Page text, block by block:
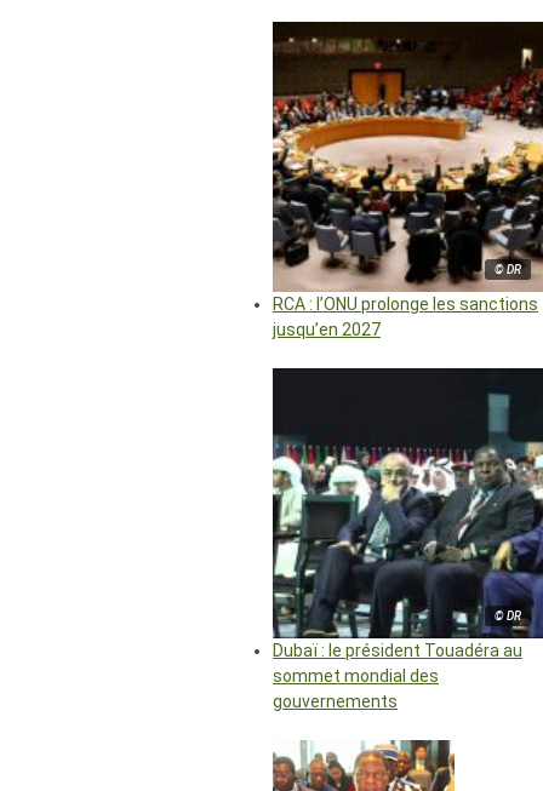
© DR
RCA : l’ONU prolonge les sanctions
jusqu’en 2027
© DR
Dubaï : le président Touadéra au
sommet mondial des
gouvernements